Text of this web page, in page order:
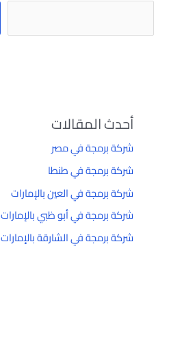
أحدث المقالات
شركة برمجة في مصر
شركة برمجة في طنطا
شركة برمجة في العين بالإمارات
شركة برمجة في أبو ظبي بالإمارات
شركة برمجة في الشارقة بالإمارات